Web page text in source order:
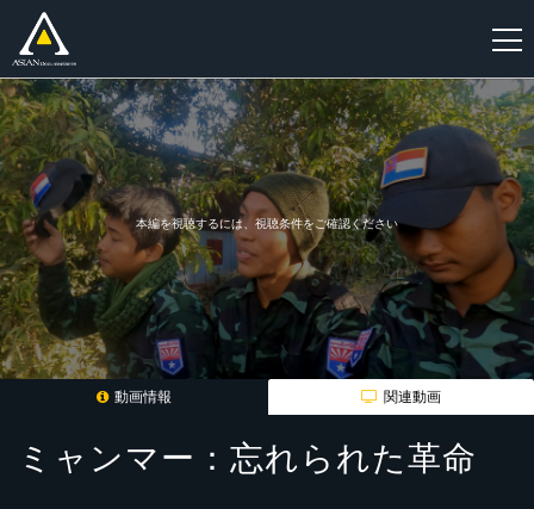
新
規
登
録
本編を視聴するには、視聴条件をご確認ください
動画情報 関連動画
ミャンマー：忘れられた革命